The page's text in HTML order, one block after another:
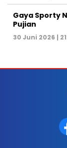
Gaya Sporty
Pujian
30 Juni 2026 |